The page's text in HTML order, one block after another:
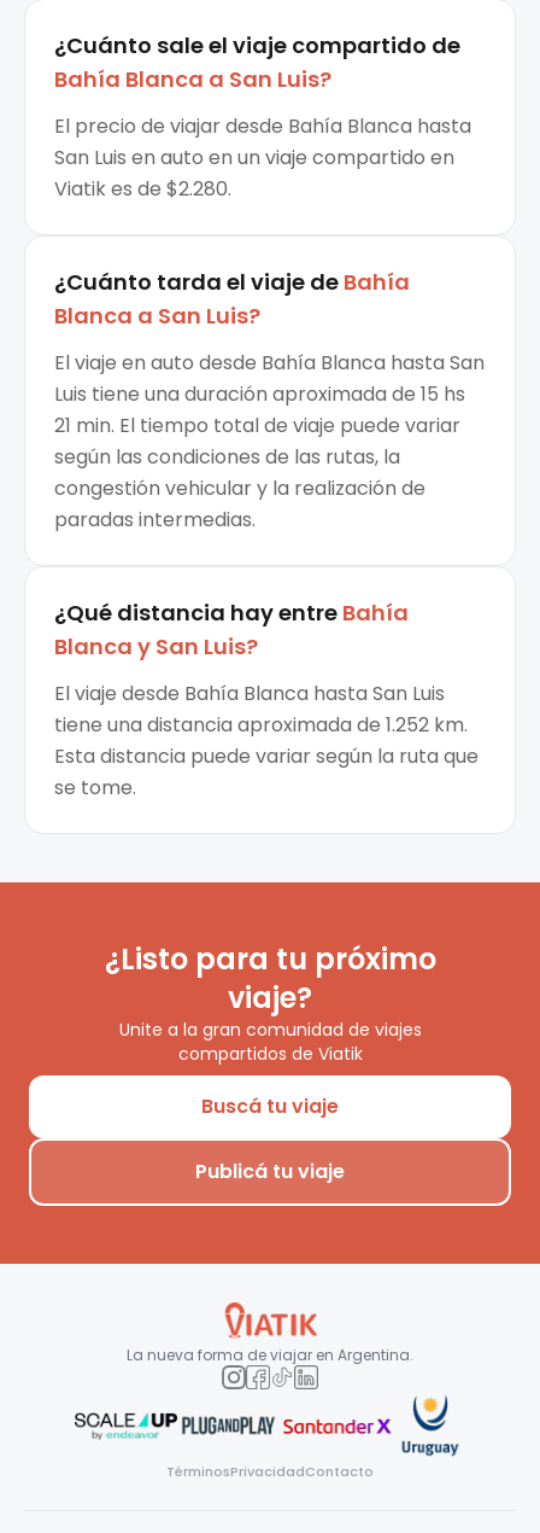
¿Cuánto sale el viaje compartido de
Bahía Blanca a San Luis?
El precio de viajar desde Bahía Blanca hasta
San Luis en auto en un viaje compartido en
Viatik es de $2.280.
¿Cuánto tarda el viaje de Bahía
Blanca a San Luis?
El viaje en auto desde Bahía Blanca hasta San
Luis tiene una duración aproximada de 15 hs
21 min. El tiempo total de viaje puede variar
según las condiciones de las rutas, la
congestión vehicular y la realización de
paradas intermedias.
¿Qué distancia hay entre Bahía
Blanca y San Luis?
El viaje desde Bahía Blanca hasta San Luis
tiene una distancia aproximada de 1.252 km.
Esta distancia puede variar según la ruta que
se tome.
¿Listo para tu próximo
viaje?
Unite a la gran comunidad de viajes
compartidos de Viatik
Buscá tu viaje
Publicá tu viaje
La nueva forma de viajar en Argentina.
TérminosPrivacidadContacto